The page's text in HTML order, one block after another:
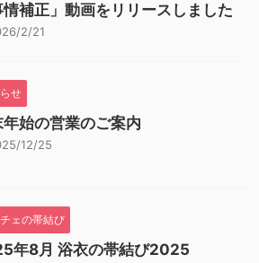
情補正」動画をリリースしました
2/21
せ
始の営業のご案内
12/25
ェの帯結び
年8月 浴衣の帯結び2025